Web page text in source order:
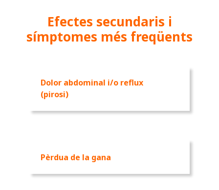
Efectes secundaris i
símptomes més freqüents
Dolor abdominal i/o reflux
(pirosi)
Pèrdua de la gana